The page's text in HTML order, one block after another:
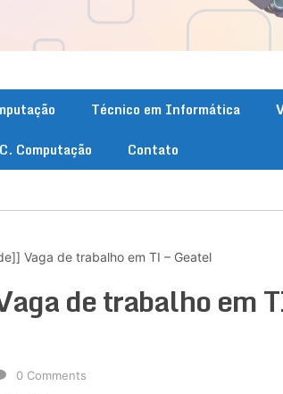
Técnico em Informática
Computação Contato
Vaga de trabalho em TI – Geatel
de trabalho em
0 Comments